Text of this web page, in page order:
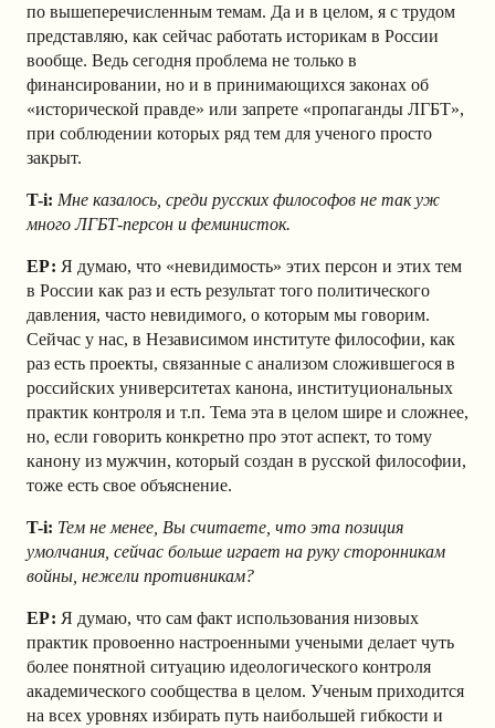
по вышеперечисленным темам. Да и в целом, я с трудом
представляю, как сейчас работать историкам в России
вообще. Ведь сегодня проблема не только в
финансировании, но и в принимающихся законах об
«исторической правде» или запрете «пропаганды ЛГБТ»,
при соблюдении которых ряд тем для ученого просто
закрыт.
T-i: Мне казалось, среди русских философов не так уж
много ЛГБТ-персон и феминисток.
ЕР: Я думаю, что «невидимость» этих персон и этих тем
в России как раз и есть результат того политического
давления, часто невидимого, о которым мы говорим.
Сейчас у нас, в Независимом институте философии, как
раз есть проекты, связанные с анализом сложившегося в
российских университетах канона, институциональных
практик контроля и т.п. Тема эта в целом шире и сложнее,
но, если говорить конкретно про этот аспект, то тому
канону из мужчин, который создан в русской философии,
тоже есть свое объяснение.
T-i: Тем не менее, Вы считаете, что эта позиция
умолчания, сейчас больше играет на руку сторонникам
войны, нежели противникам?
ЕР: Я думаю, что сам факт использования низовых
практик провоенно настроенными учеными делает чуть
более понятной ситуацию идеологического контроля
академического сообщества в целом. Ученым приходится
на всех уровнях избирать путь наибольшей гибкости и